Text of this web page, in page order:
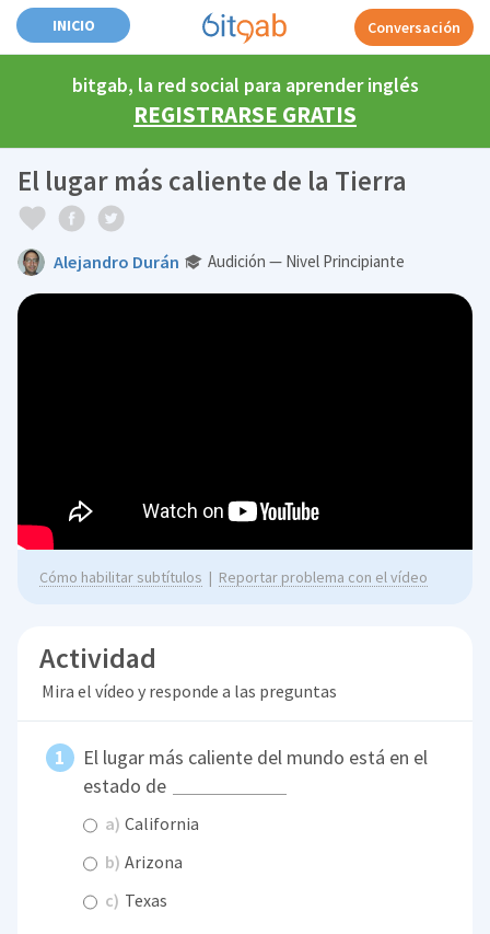
INICIO Conversación
bitgab, la red social para aprender inglés
REGISTRARSE GRATIS
El lugar más caliente de la Tierra
Alejandro Durán Audición — Nivel Principiante
Cómo habilitar subtítulos | Reportar problema con el vídeo
Actividad
Mira el vídeo y responde a las preguntas
El lugar más caliente del mundo está en el
estado de
a) California
b) Arizona
c) Texas